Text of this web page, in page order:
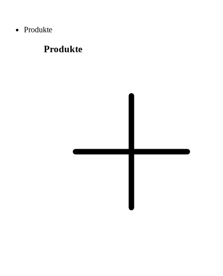
Produkte
Produkte